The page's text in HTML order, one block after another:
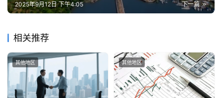
下一篇
2025年9月12日 下午4:05
相关推荐
其他地区 其他地区